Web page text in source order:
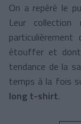
On a repéré le
Leur collection
particulièrement
étouffer et dont
tendance de la
temps à la fois
long t-shirt.